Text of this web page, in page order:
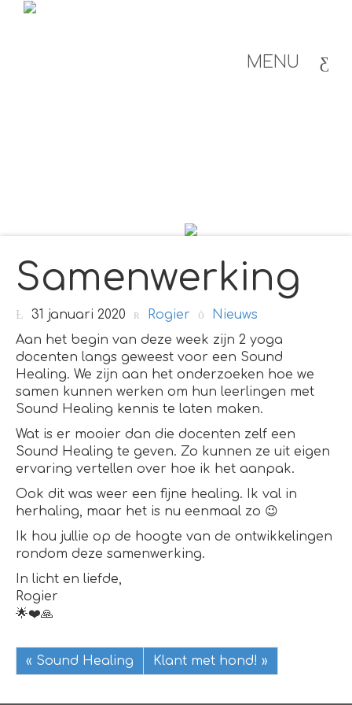
MENU
Samenwerking
31 januari 2020 Rogier
Nieuws
Aan het begin van deze week zijn 2 yoga
docenten langs geweest voor een Sound
Healing. We zijn aan het onderzoeken hoe we
samen kunnen werken om hun leerlingen met
Sound Healing kennis te laten maken.
Wat is er mooier dan die docenten zelf een
Sound Healing te geven. Zo kunnen ze uit eigen
ervaring vertellen over hoe ik het aanpak.
Ook dit was weer een fijne healing. Ik val in
herhaling, maar het is nu eenmaal zo 😉
Ik hou jullie op de hoogte van de ontwikkelingen
rondom deze samenwerking.
In licht en liefde,
Rogier
🌟❤️🙏
« Sound Healing Klant met hond! »